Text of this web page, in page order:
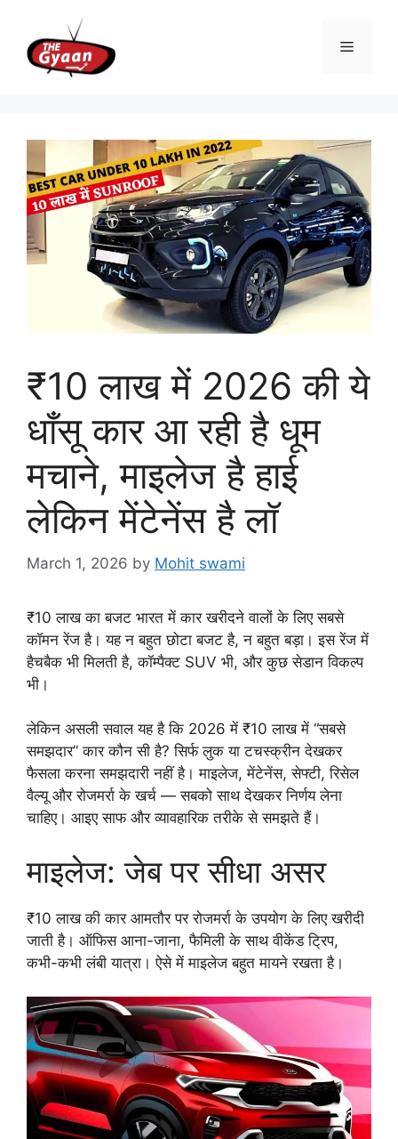
content
Menu
₹10 लाख में 2026 की ये
धाँसू कार आ रही है धूम
मचाने, माइलेज है हाई
लेकिन मेंटेनेंस है लॉ
March 1, 2026 by Mohit swami
₹10 लाख का बजट भारत में कार खरीदने वालों के लिए सबसे
कॉमन रेंज है। यह न बहुत छोटा बजट है, न बहुत बड़ा। इस रेंज में
हैचबैक भी मिलती है, कॉम्पैक्ट SUV भी, और कुछ सेडान विकल्प
भी।
लेकिन असली सवाल यह है कि 2026 में ₹10 लाख में “सबसे
समझदार” कार कौन सी है? सिर्फ लुक या टचस्क्रीन देखकर
फैसला करना समझदारी नहीं है। माइलेज, मेंटेनेंस, सेफ्टी, रिसेल
वैल्यू और रोजमर्रा के खर्च — सबको साथ देखकर निर्णय लेना
चाहिए। आइए साफ और व्यावहारिक तरीके से समझते हैं।
माइलेज: जेब पर सीधा असर
₹10 लाख की कार आमतौर पर रोजमर्रा के उपयोग के लिए खरीदी
जाती है। ऑफिस आना-जाना, फैमिली के साथ वीकेंड ट्रिप,
कभी-कभी लंबी यात्रा। ऐसे में माइलेज बहुत मायने रखता है।